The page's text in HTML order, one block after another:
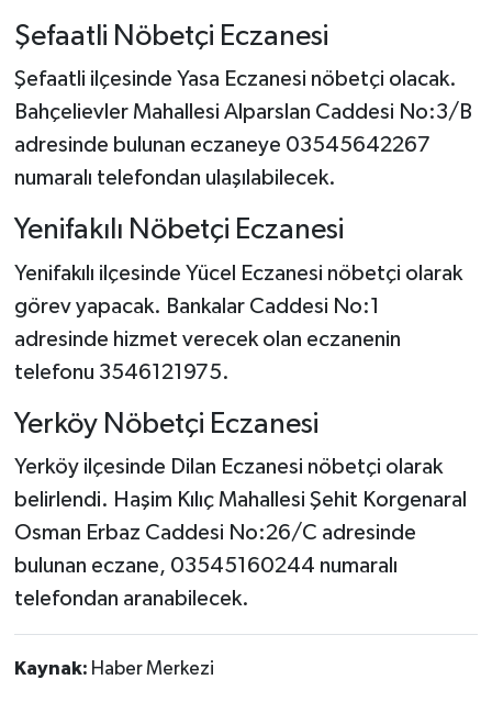
Şefaatli Nöbetçi Eczanesi
Şefaatli ilçesinde Yasa Eczanesi nöbetçi olacak.
Bahçelievler Mahallesi Alparslan Caddesi No:3/B
adresinde bulunan eczaneye 03545642267
numaralı telefondan ulaşılabilecek.
Yenifakılı Nöbetçi Eczanesi
Yenifakılı ilçesinde Yücel Eczanesi nöbetçi olarak
görev yapacak. Bankalar Caddesi No:1
adresinde hizmet verecek olan eczanenin
telefonu 3546121975.
Yerköy Nöbetçi Eczanesi
Yerköy ilçesinde Dilan Eczanesi nöbetçi olarak
belirlendi. Haşim Kılıç Mahallesi Şehit Korgenaral
Osman Erbaz Caddesi No:26/C adresinde
bulunan eczane, 03545160244 numaralı
telefondan aranabilecek.
Kaynak: Haber Merkezi